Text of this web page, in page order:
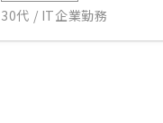
30代 / IT企業勤務